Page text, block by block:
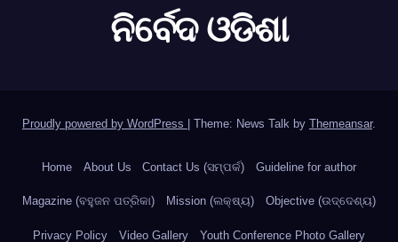
ନିର୍ବେଦ ଓଡିଶା
Proudly powered by WordPress Theme: News Talk by Themeansar.
Home About Us Contact Us (ସମ୍ପର୍କ) Guideline for author
Magazine (ବହୁଜନ ପତ୍ରିକା) Mission (ଲକ୍ଷ୍ୟ) Objective (ଉଦ୍ଦେଶ୍ୟ)
Privacy Policy Video Gallery Youth Conference Photo Gallery